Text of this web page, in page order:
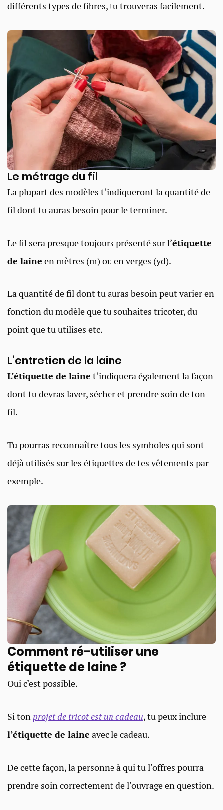
différents types de fibres, tu trouveras facilement.
Le métrage du fil​
La plupart des modèles t’indiqueront la quantité de
fil dont tu auras besoin pour le terminer.
Le fil sera presque toujours présenté sur l’étiquette
de laine en mètres (m) ou en verges (yd).
La quantité de fil dont tu auras besoin peut varier en
fonction du modèle que tu souhaites tricoter, du
point que tu utilises etc.
L’entretien de la laine​
L’étiquette de laine t’indiquera également la façon
dont tu devras laver, sécher et prendre soin de ton
fil.
Tu pourras reconnaître tous les symboles qui sont
déjà utilisés sur les étiquettes de tes vêtements par
exemple.
Comment ré-utiliser une
étiquette de laine ?
Oui c’est possible.
Si ton projet de tricot est un cadeau, tu peux inclure
l’étiquette de laine avec le cadeau.
De cette façon, la personne à qui tu l’offres pourra
prendre soin correctement de l’ouvrage en question.